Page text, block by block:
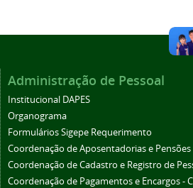
Administração de Pessoal
Institucional DAPES
Organograma
Formulários Sigepe Requerimento
Coordenação de Aposentadorias e Pensões
Coordenação de Cadastro e Registro de
Coordenação de Pagamentos e Encargos -